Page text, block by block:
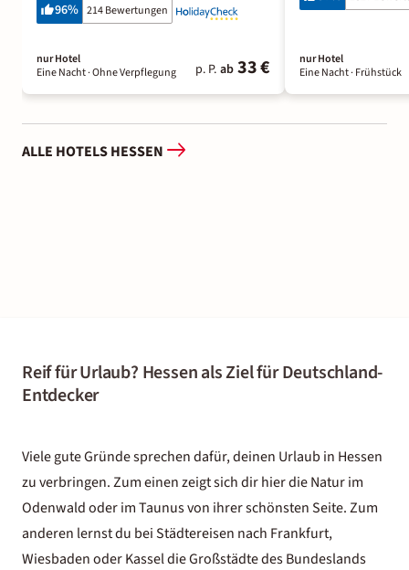
96% 214 Bewertungen
nur Hotel
Eine Nacht· Ohne Verpflegung p. P. ab 33 €
nur Hotel
Eine Nacht· Frühstück
ALLE HOTELS HESSEN
Reif für Urlaub? Hessen als Ziel für Deutschland-
Entdecker
Viele gute Gründe sprechen dafür, deinen Urlaub in Hessen
zu verbringen. Zum einen zeigt sich dir hier die Natur im
Odenwald oder im Taunus von ihrer schönsten Seite. Zum
anderen lernst du beiStädtereisen nach Frankfurt,
Wiesbaden oder Kassel die Großstädte des Bundeslands